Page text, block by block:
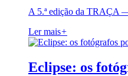
A 5.ª edição da TRAÇA
Ler mais+
Eclipse: os